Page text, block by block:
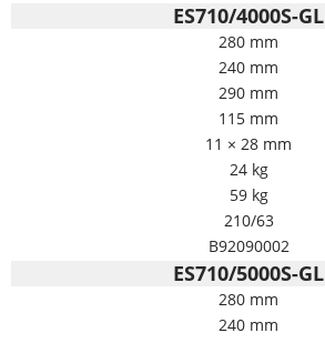
ES710/4000S-GL
280 mm
240 mm
290 mm
115 mm
11 × 28 mm
24 kg
59 kg
210/63
B92090002
ES710/5000S-GL
280 mm
240 mm